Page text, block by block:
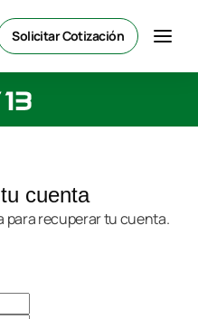
Solicitar Cotización
cuenta
para recuperar tu cuenta.